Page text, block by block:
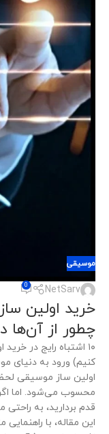
موسیقی
NetSarv
0
چطور از آن‌ها
۱۰ اشتباه رایج در
کنیم) ورود به دنیای
اولین ساز موسیقی
محسوب می‌شود. اما
قدم بردارید، به